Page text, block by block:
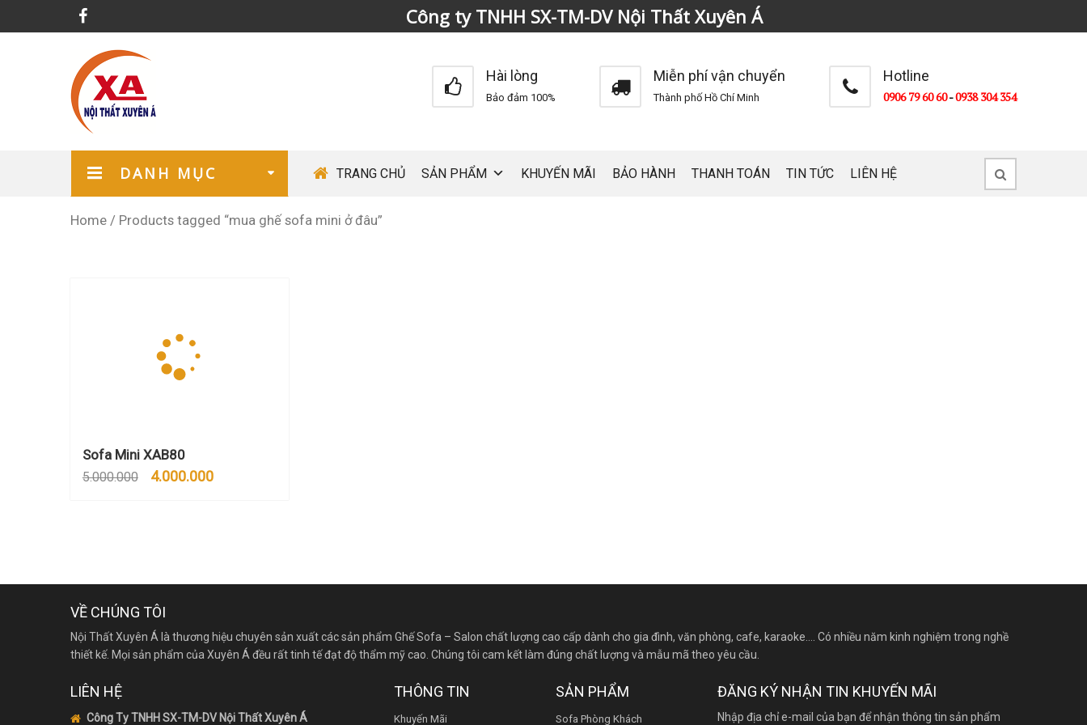
Công ty TNHH SX-TM-DV Nội Thất Xuyên Á
Hài lòng
Bảo đảm 100%
Miễn phí vận chuyển
Thành phố Hồ Chí Minh
Hotline
0906 79 60 60-0938 304 354
DANH MỤC TRANG CHỦ SẢN PHẨM KHUYẾN MÃI BẢO HÀNH THANH TOÁN TIN TỨC LIÊN HỆ
Home / Products tagged “mua ghế sofa mini ở đâu”
Sofa Mini XAB80
5.000.000 4.000.000
VỀ CHÚNG TÔI
Nội Thất Xuyên Á là thương hiệu chuyên sản xuất các sản phẩm Ghế Sofa – Salon chất lượng cao cấp dành cho gia đình, văn phòng, cafe, karaoke…. Có nhiều năm kinh nghiệm trong nghề
thiết kế. Mọi sản phẩm của Xuyên Á đều rất tinh tế đạt độ thẩm mỹ cao. Chúng tôi cam kết làm đúng chất lượng và mẫu mã theo yêu cầu.
LIÊN HỆ
Công Ty TNHH SX-TM-DV Nội Thất Xuyên Á
THÔNG TIN
Khuyến Mãi
SẢN PHẨM
Sofa Phòng Khách
ĐĂNG KÝ NHẬN TIN KHUYẾN MÃI
Nhập địa chỉ e-mail của bạn để nhận thông tin sản phẩm